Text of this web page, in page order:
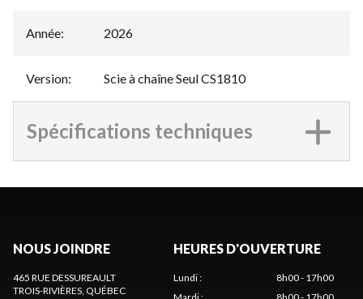
Année: 2026
Version: Scie à chaîne Seul CS1810
Spécifications techniques
NOUS JOINDRE
465 RUE DESSUREAULT
TROIS-RIVIÈRES, QUÉBEC
HEURES D'OUVERTURE
Lundi:
8h00 - 17h00